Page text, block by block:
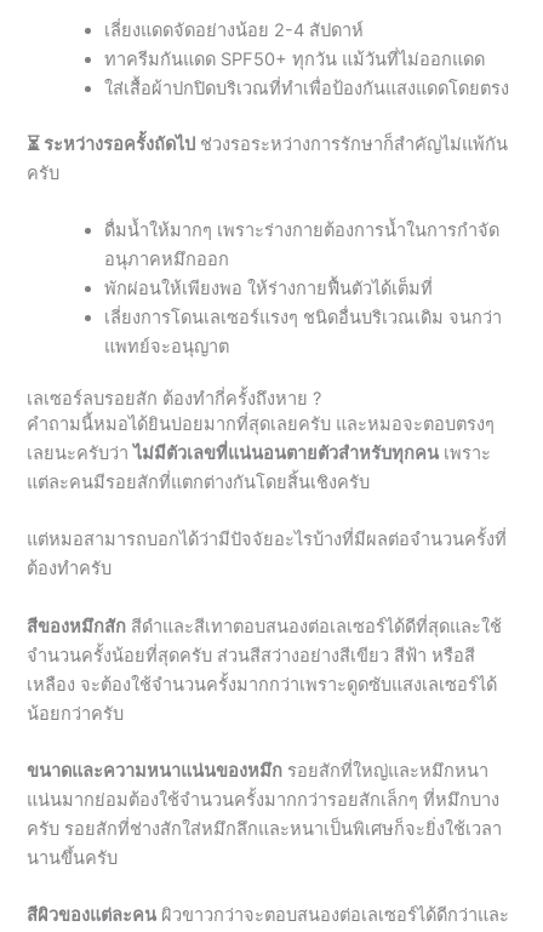
⏳ ระหว่างรอครั้งถัดไปช่วงรอระหว่างการรักษาก็สำคัญไม่แพ้กัน
ดื่มน้ำให้มากๆ เพราะร่างกายต้องการน้ำในการกำจัด
เลี่ยงการโดนเลเซอร์แรงๆ ชนิดอื่นบริเวณเดิม จนกว่า
แพทย์จะอนุญาต
เลเซอร์ลบรอยสัก ต้องทำกี่ครั้งถึงหาย ?
คำถามนี้หมอได้ยินบ่อยมากที่สุดเลยครับ และหมอจะตอบตรงๆ
แต่ละคนมีรอยสักที่แตกต่างกันโดยสิ้นเชิงครับ
แต่หมอสามารถบอกได้ว่ามีปัจจัยอะไรบ้างที่มีผลต่อจำนวนครั้งที่
ต้องทำครับ
สีของหมึกสักสีดำและสีเทาตอบสนองต่อเลเซอร์ได้ดีที่สุดและใช้
จำนวนครั้งน้อยที่สุดครับ ส่วนสีสว่างอย่างสีเขียว สีฟ้า หรือสี
น้อยกว่าครับ
ขนาดและความหนาแน่นของหมึกรอยสักที่ใหญ่และหมึกหนา
แน่นมากย่อมต้องใช้จำนวนครั้งมากกว่ารอยสักเล็กๆ ที่หมึกบาง
นานขึ้นครับ
สีผิวของแต่ละคนผิวขาวกว่าจะตอบสนองต่อเลเซอร์ได้ดีกว่าและ
เห็นผลเร็วกว่าครับ เพราะคอนทราสต์ระหว่างสีผิวกับสีหมึกมีผล